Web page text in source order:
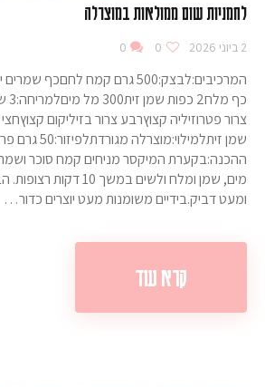
לחמניות שום ממולאות במוצרלה
2 ביוני 2026 0
0
צרור פטרוזיליה קצוץרבע צרור בזיליקום
שמן
ההכנה:בקערת המיקסר מניחים קמח סוכר
מים, שמן ומלח ולשים
ומעט דביק.בידיים משומנות מעט יוצרים כדור…
קרא עוד